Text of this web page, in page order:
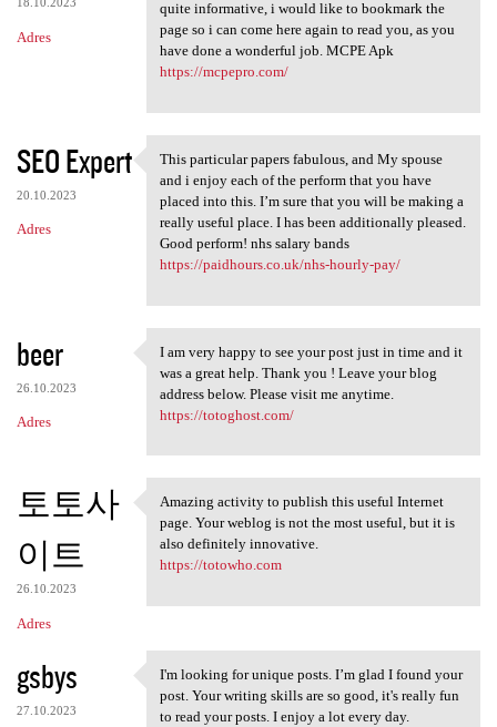
18.10.2023
Adres
quite informative, i would like to bookmark the
page so i can come here again to read you, as you
have done a wonderful job. MCPE Apk
https://mcpepro.com/
SEO Expert
20.10.2023
Adres
This particular papers
This particular papers fabulous, and My spouse
and i enjoy each of the perform that you have
placed into this. I’m sure that you will be making a
really useful place. I has been additionally pleased.
Good perform! nhs salary bands
https://paidhours.co.uk/nhs-hourly-pay/
beer
26.10.2023
Adres
I am very happy to see your
I am very happy to see your post just in time and it
was a great help. Thank you ! Leave your blog
address below. Please visit me anytime.
https://totoghost.com/
토토사
이트
26.10.2023
Adres
Amazing activity to publish
Amazing activity to publish this useful Internet
page. Your weblog is not the most useful, but it is
also definitely innovative.
https://totowho.com
gsbys
27.10.2023
I'm looking for unique posts.
I'm looking for unique posts. I’m glad I found your
post. Your writing skills are so good, it's really fun
to read your posts. I enjoy a lot every day.